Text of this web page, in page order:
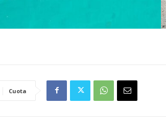
Cuota